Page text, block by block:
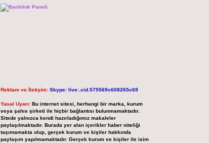
Reklam ve İletişim: Skype: live:.cid.575569c608265c69
Yasal Uyarı: Bu internet sitesi, herhangi bir marka, kurum
veya şahıs şirketi ile hiçbir bağlantısı bulunmamaktadır.
Sitede yalnızca kendi hazırladığımız makaleler
paylaşılmaktadır. Burada yer alan içerikler haber niteliği
taşımamakta olup, gerçek kurum ve kişiler hakkında
paylaşım yapılmamaktadır. Gerçek kurum ve kişiler ile isim